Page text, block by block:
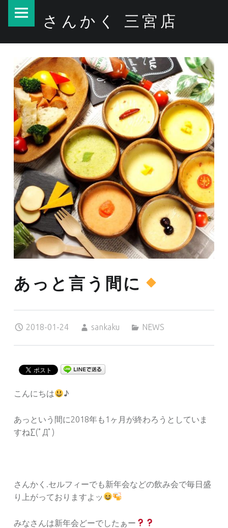
あっと言う間に
– さんかく 三宮店
さんかく 三宮店
あっと言う間に
2018-01-24
sankaku
NEWS
こんにちは ♪
あっという間に2018年も1ヶ月が終わろうとしていま
すね∑(ﾟДﾟ)
さんかく.セルフィーでも新年会などの飲み会で毎日盛
り上がっておりますよッ
みなさんは新年会どーでしたぁー